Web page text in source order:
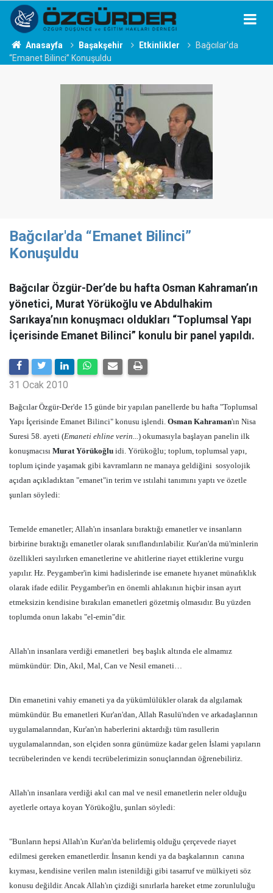
Anasayfa Başakşehir Etkinlikler
Bağcılar'da
“Emanet Bilinci” Konuşuldu
Bağcılar'da “Emanet Bilinci”
Konuşuldu
Bağcılar Özgür-Der’de bu hafta Osman Kahraman’ın
yönetici, Murat Yörükoğlu ve Abdulhakim
Sarıkaya’nın konuşmacı oldukları “Toplumsal Yapı
İçerisinde Emanet Bilinci” konulu bir panel yapıldı.
31 Ocak 2010
Bağcılar Özgür-Der'de 15 günde bir yapılan panellerde bu hafta "Toplumsal
Yapı İçerisinde Emanet Bilinci" konusu işlendi. Osman Kahraman'ın Nisa
Suresi 58. ayeti (Emaneti ehline verin...) okumasıyla başlayan panelin ilk
konuşmacısı Murat Yörükoğlu idi. Yörükoğlu; toplum, toplumsal yapı,
toplum içinde yaşamak gibi kavramların ne manaya geldiğini sosyolojik
açıdan açıkladıktan "emanet"in terim ve ıstılahi tanımını yaptı ve özetle
şunları söyledi:
Temelde emanetler; Allah'ın insanlara bıraktığı emanetler ve insanların
birbirine bıraktığı emanetler olarak sınıflandırılabilir. Kur'an'da mü'minlerin
özellikleri sayılırken emanetlerine ve ahitlerine riayet ettiklerine vurgu
yapılır. Hz. Peygamber'in kimi hadislerinde ise emanete hıyanet münafıklık
olarak ifade edilir. Peygamber'in en önemli ahlakının hiçbir insan ayırt
etmeksizin kendisine bırakılan emanetleri gözetmiş olmasıdır. Bu yüzden
toplumda onun lakabı "el-emin"dir.
Allah'ın insanlara verdiği emanetleri beş başlık altında ele almamız
mümkündür: Din, Akıl, Mal, Can ve Nesil emaneti…
Din emanetini vahiy emaneti ya da yükümlülükler olarak da algılamak
mümkündür. Bu emanetleri Kur'an'dan, Allah Rasulü'nden ve arkadaşlarının
uygulamalarından, Kur'an'ın haberlerini aktardığı tüm rasullerin
uygulamalarından, son elçiden sonra günümüze kadar gelen İslami yapıların
tecrübelerinden ve kendi tecrübelerimizin sonuçlarından öğrenebiliriz.
Allah'ın insanlara verdiği akıl can mal ve nesil emanetlerin neler olduğu
ayetlerle ortaya koyan Yörükoğlu, şunları söyledi:
"Bunların hepsi Allah'ın Kur'an'da belirlemiş olduğu çerçevede riayet
edilmesi gereken emanetlerdir. İnsanın kendi ya da başkalarının canına
kıyması, kendisine verilen malın istenildiği gibi tasarruf ve mülkiyeti söz
konusu değildir. Ancak Allah'ın çizdiği sınırlarla hareket etme zorunluluğu